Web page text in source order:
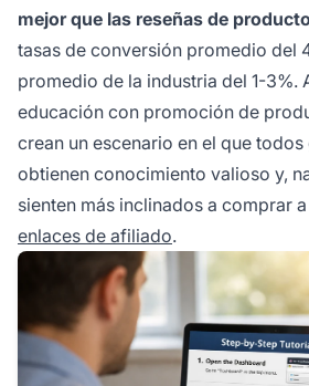
mejor que las reseñas de
tasas de conversión promedio del
promedio de la industria del 1-3%.
educación con promoción de
crean un escenario en el que
obtienen conocimiento valioso y,
sienten más inclinados a comprar
enlaces de afiliado.